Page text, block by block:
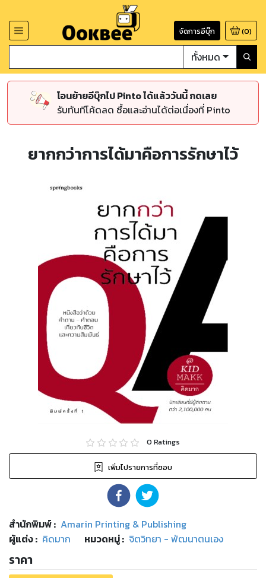
จัดการอีบุ๊ก (0)
ทั้งหมด
โอนย้ายอีบุ๊กไป Pinto ได้แล้ววันนี้ กดเลย
รับทันทีโค้ดลด ซื้อและอ่านได้ต่อเนื่องที่ Pinto
ยากกว่าการได้มาคือการรักษาไว้
0 Ratings
เพิ่มไปรายการที่ชอบ
สำนักพิมพ์: Amarin Printing & Publishing
ผู้แต่ง : คิดมาก หมวดหมู่: จิตวิทยา - พัฒนาตนเอง
ราคา